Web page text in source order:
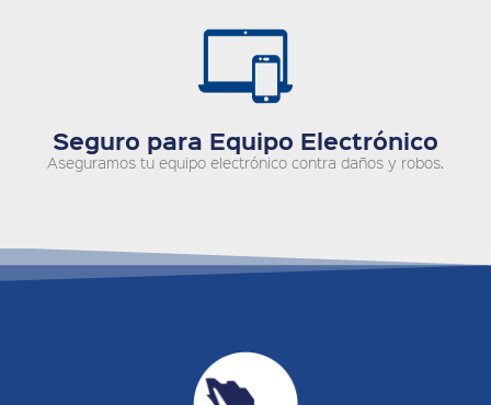
Seguro para Equipo Electrónico
Aseguramos tu equipo electrónico contra daños y robos.